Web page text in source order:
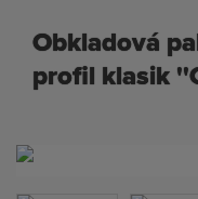
obkladová palubka SM 14x121mm
profil klasik